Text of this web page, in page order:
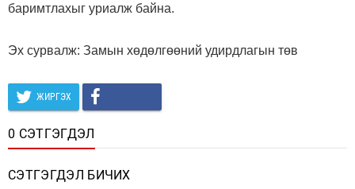
баримтлахыг уриалж байна.
Эх сурвалж: Замын хөдөлгөөний удирдлагын төв
ЖИРГЭХ
0 СЭТГЭГДЭЛ
СЭТГЭГДЭЛ БИЧИХ